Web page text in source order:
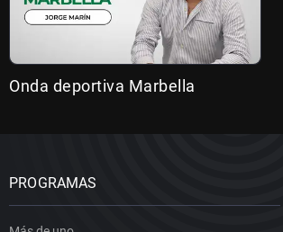
Onda deportiva Marbella
PROGRAMAS